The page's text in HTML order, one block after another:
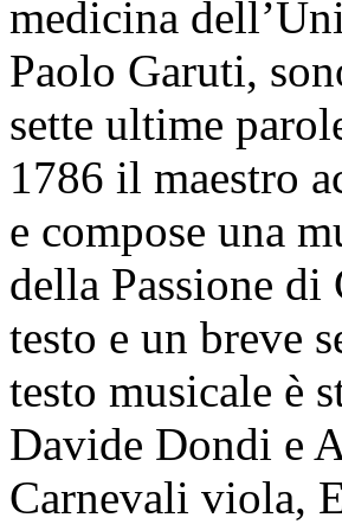
medicina
Paolo Garuti,
sette ultime
1786 il maestro
e compose una
della Passione
testo e un breve
testo musicale è
Davide Dondi e
Carnevali viola,